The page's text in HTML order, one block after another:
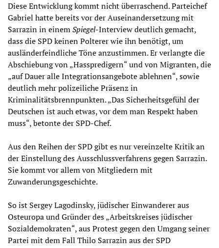
Diese Entwicklung kommt nicht überraschend. Parteichef
Gabriel hatte bereits vor der Auseinandersetzung mit
Sarrazin in einemSpiegel-Interview deutlich gemacht,
dass die SPD keinen Polterer wie ihn benötigt, um
ausländerfeindliche Töne anzustimmen. Er verlangte die
Abschiebung von „Hasspredigern“ und von Migranten, die
„auf Dauer alle Integrationsangebote ablehnen“, sowie
deutlich mehr polizeiliche Präsenz in
Kriminalitätsbrennpunkten. „Das Sicherheitsgefühl der
Deutschen ist auch etwas, vor dem man Respekt haben
muss“, betonte der SPD-Chef.
Aus den Reihen der SPD gibt es nur vereinzelte Kritik an
der Einstellung des Ausschlussverfahrens gegen Sarrazin.
Sie kommt vor allem von Mitgliedern mit
Zuwanderungsgeschichte.
So ist Sergey Lagodinsky, jüdischer Einwanderer aus
Osteuropa und Gründer des „Arbeitskreises jüdischer
Sozialdemokraten“, aus Protest gegen den Umgang seiner
Partei mit dem Fall Thilo Sarrazin aus der SPD